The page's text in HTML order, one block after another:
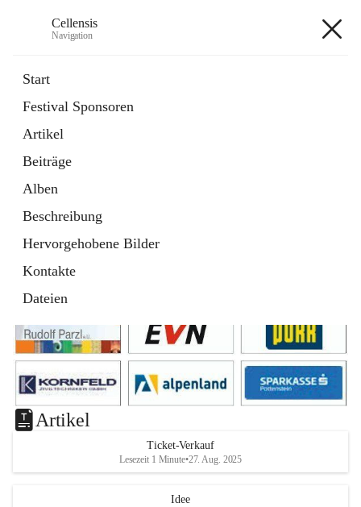
Cellensis
Navigation
Start
Festival Sponsoren
Artikel
Beiträge
Alben
Beschreibung
Hervorgehobene Bilder
Kontakte
Dateien
Festival Sponsoren
Artikel
Ticket-Verkauf
Lesezeit 1 Minute•27. Aug. 2025
Idee